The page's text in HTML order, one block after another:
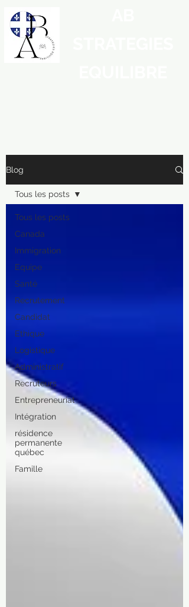
Blog
Tous les posts
Canada
Immigration
Equipe
Santé
Recrutement
Candidat
Ethique
Logistique
Administratif
Recruteurs
Entrepreneuriat
Intégration
résidence
permanente
québec
Famille
Tous les posts